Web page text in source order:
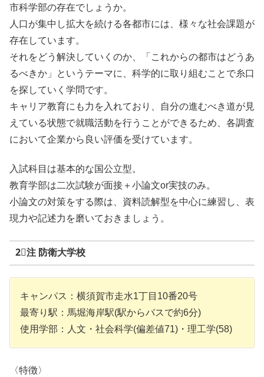
市科学部の存在でしょうか。
人口が集中し拡大を続ける各都市には、様々な社会課題が
存在しています。
それをどう解決していくのか、「これからの都市はどうあ
るべきか」というテーマに、科学的に取り組むことで糸口
を探していく学問です。
キャリア教育にも力を入れており、自分の進むべき道が見
えている状態で就職活動を行うことができるため、各調査
において企業から良い評価を受けています。
入試科目は基本的な国公立型。
教育学部は二次試験が面接＋小論文or実技のみ。
小論文の対策をする際は、資料読解型を中心に練習し、表
現力や記述力を磨いておきましょう。
2⃣注 防衛大学校
キャンパス：横須賀市走水1丁目10番20号
最寄り駅：馬堀海岸駅(駅からバスで約6分)
使用学部：人文・社会科学(偏差値71)・理工学(58)
〈特徴〉